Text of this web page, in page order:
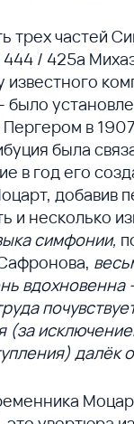
трех частей
/ 425а
было
в
была
в год его
добавив
и несколько
симфонии,
вдохновенна
(за
далёк